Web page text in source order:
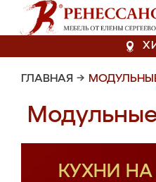
ГЛАВНАЯ →
КУХНИ